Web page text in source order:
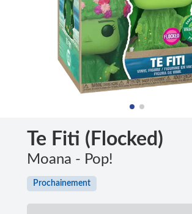
Te Fiti (Flocked)
Moana - Pop!
Prochainement